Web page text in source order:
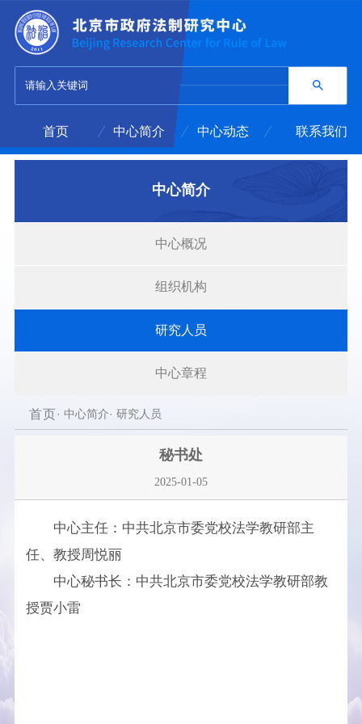
首页 中心简介 中心动态 联系我们
中心简介
中心概况
组织机构
研究人员
中心章程
首页· 中心简介· 研究人员
秘书处
2025-01-05
中心主任：中共北京市委党校法学教研部主
任、教授周悦丽
中心秘书长：中共北京市委党校法学教研部教
授贾小雷